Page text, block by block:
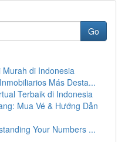
Go
Murah di Indonesia
Más Desta...
Terbaik di Indonesia
Mua Vé & Hướng Dẫn
Your Numbers ...